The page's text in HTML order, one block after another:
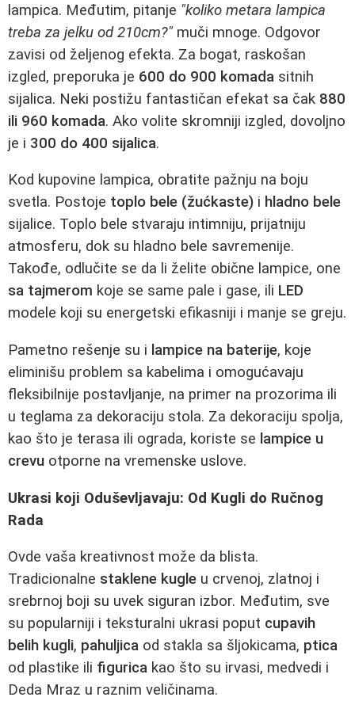
lampica. Međutim, pitanje "koliko metara lampica
treba za jelku od 210cm?" muči mnoge. Odgovor
zavisi od željenog efekta. Za bogat, raskošan
izgled, preporuka je 600 do 900 komada sitnih
sijalica. Neki postižu fantastičan efekat sa čak 880
ili 960 komada. Ako volite skromniji izgled, dovoljno
je i 300 do 400 sijalica.
Kod kupovine lampica, obratite pažnju na boju
svetla. Postoje toplo bele (žućkaste) i hladno bele
sijalice. Toplo bele stvaraju intimniju, prijatniju
atmosferu, dok su hladno bele savremenije.
Takođe, odlučite se da li želite obične lampice, one
sa tajmerom koje se same pale i gase, ili LED
modele koji su energetski efikasniji i manje se greju.
Pametno rešenje su i lampice na baterije, koje
eliminišu problem sa kabelima i omogućavaju
fleksibilnije postavljanje, na primer na prozorima ili
u teglama za dekoraciju stola. Za dekoraciju spolja,
kao što je terasa ili ograda, koriste se lampice u
crevu otporne na vremenske uslove.
Ukrasi koji Oduševljavaju: Od Kugli do Ručnog
Rada
Ovde vaša kreativnost može da blista.
Tradicionalne staklene kugle u crvenoj, zlatnoj i
srebrnoj boji su uvek siguran izbor. Međutim, sve
su popularniji i teksturalni ukrasi poput cupavih
belih kugli, pahuljica od stakla sa šljokicama, ptica
od plastike ili figurica kao što su irvasi, medvedi i
Deda Mraz u raznim veličinama.